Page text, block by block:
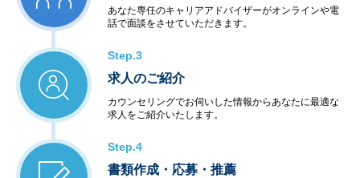
あなた専任のキャリアアドバイザーがオンラインや電
話で面談をさせていただきます。
Step.3
求人のご紹介
カウンセリングでお伺いした情報からあなたに最適な
求人をご紹介いたします。
Step.4
書類作成・応募・推薦